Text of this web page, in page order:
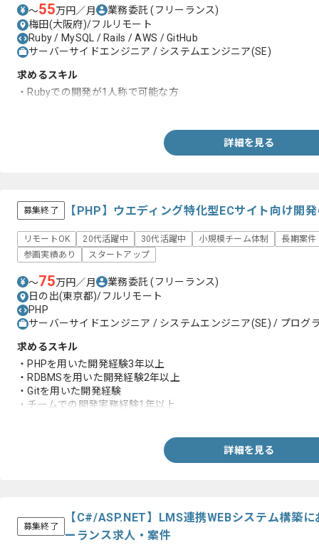
〜55万円／月 業務委託(フリーランス)
梅田(大阪府)/フルリモート
Ruby / MySQL / Rails / AWS / GitHub
サーバーサイドエンジニア / システムエンジニア(SE)
求めるスキル
・Rubyでの開発が1人称で可能な方
詳細を見る
募集終了 【PHP】ウエディング特化型ECサイト向け開
リモートOK 20代活躍中 30代活躍中 小規模チーム体制
長期案件
参画実績あり
スタートアップ
〜75万円／月 業務委託(フリーランス)
日の出(東京都)/フルリモート
PHP
サーバーサイドエンジニア / システムエンジニア(SE) / プログ
求めるスキル
・PHPを用いた開発経験3年以上
・RDBMSを用いた開発経験2年以上
・Gitを用いた開発経験
・チームでの開発実務経験1年以上
詳細を見る
募集終了
【C#/ASP.NET】LMS連携WEBシステム構築
ーランス求人・案件